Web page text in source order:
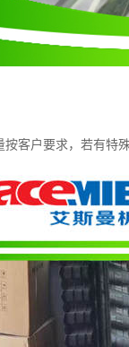
按客户要求，若有特